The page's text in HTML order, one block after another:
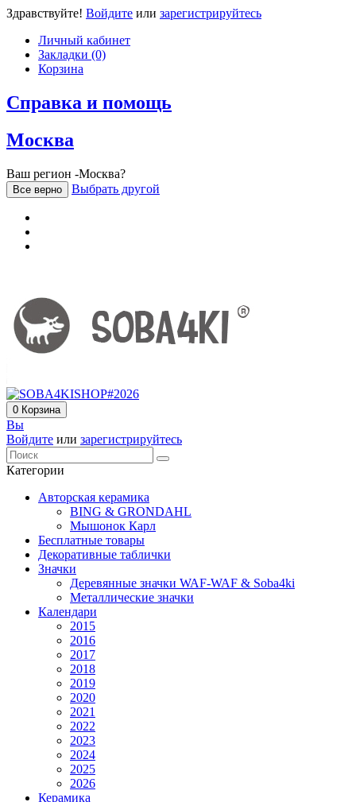
Здравствуйте! Войдите или зарегистрируйтесь
Личный кабинет
Закладки (0)
Корзина
Справка и помощь
Москва
Ваш регион -Москва?
Все верно Выбрать другой
0 Корзина
Вы
Войдите или зарегистрируйтесь
Категории
Авторская керамика
BING & GRONDAHL
Мышонок Карл
Бесплатные товары
Декоративные таблички
Значки
Деревянные значки WAF-WAF & Soba4ki
Металлические значки
Календари
2015
2016
2017
2018
2019
2020
2021
2022
2023
2024
2025
2026
Керамика